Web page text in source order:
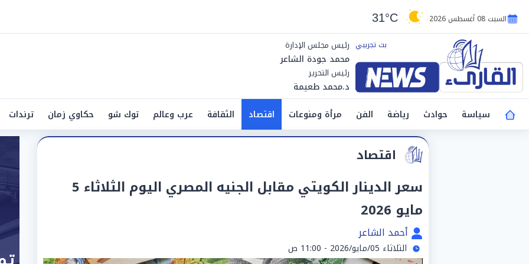
السبت 08 أغسطس 2026 31°C
رئيس مجلس الإدارة
محمد جودة الشاعر
رئيس التحرير
د.محمد طعيمة
سياسة
حوادث رياضة الفن مرأة ومنوعات اقتصاد الثقافة عرب وعالم توك شو حكاوي زمان ترندات
اقتصاد
سعر الدينار الكويتي مقابل الجنيه المصري اليوم الثلاثاء 5
مايو 2026
أحمد الشاعر
الثلاثاء 05/مايو/2026 - 11:00 ص